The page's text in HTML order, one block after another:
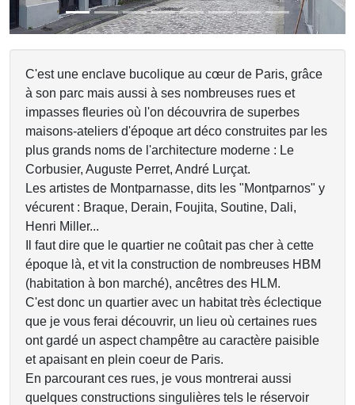
C'est une enclave bucolique au cœur de Paris, grâce
à son parc mais aussi à ses nombreuses rues et
impasses fleuries où l'on découvrira de superbes
maisons-ateliers d'époque art déco construites par les
plus grands noms de l'architecture moderne : Le
Corbusier, Auguste Perret, André Lurçat.
Les artistes de Montparnasse, dits les "Montparnos" y
vécurent : Braque, Derain, Foujita, Soutine, Dali,
Henri Miller...
Il faut dire que le quartier ne coûtait pas cher à cette
époque là, et vit la construction de nombreuses HBM
(habitation à bon marché), ancêtres des HLM.
C'est donc un quartier avec un habitat très éclectique
que je vous ferai découvrir, un lieu où certaines rues
ont gardé un aspect champêtre au caractère paisible
et apaisant en plein coeur de Paris.
En parcourant ces rues, je vous montrerai aussi
quelques constructions singulières tels le réservoir